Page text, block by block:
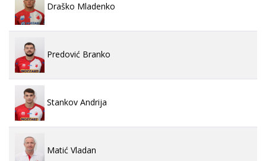
Draško Mladenko
Predović Branko
Stankov Andrija
Matić Vladan